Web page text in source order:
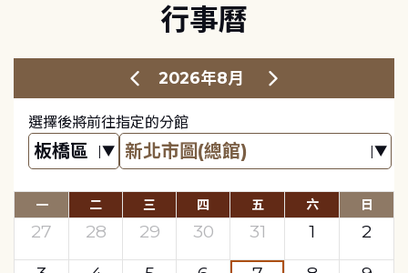
行事曆
2026年8月
選擇後將前往指定的分館
一 二 三 四 五 六 日
27 28 29 30 31 1
2